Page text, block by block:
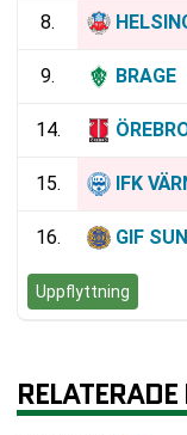
8.
9. BRAGE
14.
15. IFK
16. GIF
Uppflyttning